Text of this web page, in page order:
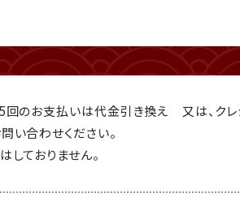
のお支払いは代金引き換え 又は、クレ
い合わせください。
ておりません。